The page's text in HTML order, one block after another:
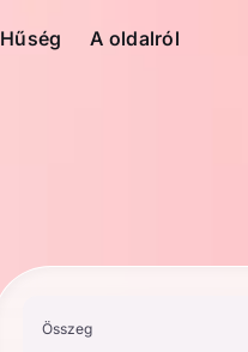
Hűség A oldalról
Összeg